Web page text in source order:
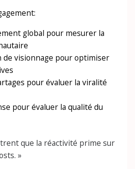
global pour mesurer la
de visionnage pour optimiser
pour évaluer la viralité
pour évaluer la qualité du
que la réactivité prime sur
»